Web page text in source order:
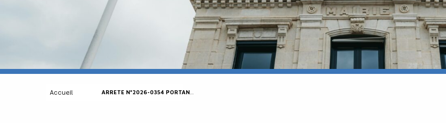
Accueil ARRETE N°2026-0354 PORTANT AUTORISATION D’OCCUPATION TEMPORAIRE DU DOMAINE – REPAS REPUBLICAIN DU 14.07.2026